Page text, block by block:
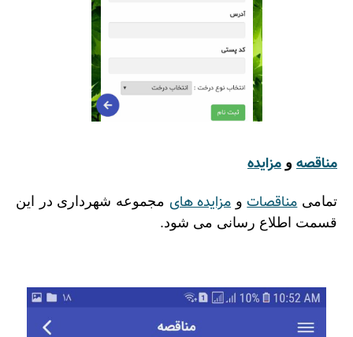
مناقصه و مزایده
تمامی مناقصات و مزایده های مجموعه شهرداری در این
قسمت اطلاع رسانی می شود.